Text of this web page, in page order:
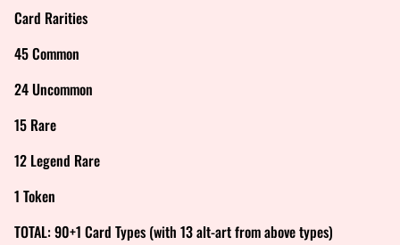
Card Rarities
45 Common
24 Uncommon
15 Rare
12 Legend Rare
1 Token
TOTAL: 90+1 Card Types (with 13 alt-art from above types)